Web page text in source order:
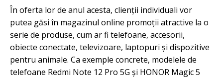
În oferta lor de anul acesta, clienții individuali vor
putea găsi în magazinul online promoții atractive la o
serie de produse, cum ar fi telefoane, accesorii,
obiecte conectate, televizoare, laptopuri și dispozitive
pentru animale. Ca exemple concrete, modelele de
telefoane Redmi Note 12 Pro 5G și HONOR Magic 5